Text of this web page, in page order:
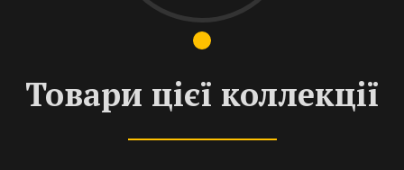
Товари цієї коллекції